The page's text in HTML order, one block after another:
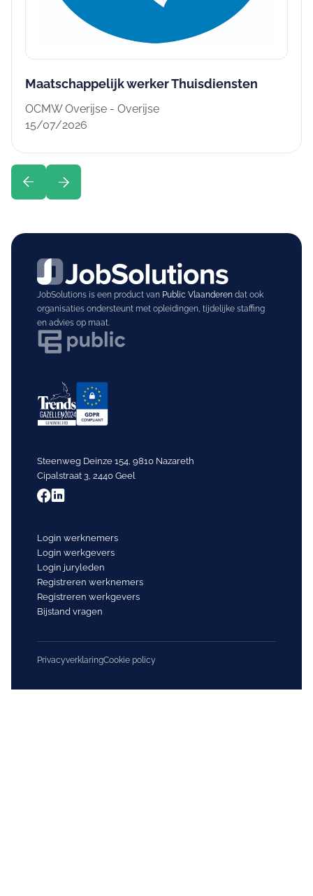
Maatschappelijk werker Thuisdiensten
OCMW Overijse - Overijse
15/07/2026
JobSolutions is een product van Public Vlaanderendat ook
organisaties ondersteunt met opleidingen, tijdelijke staffing
en advies op maat.
Steenweg Deinze 154, 9810 Nazareth
Cipalstraat 3, 2440 Geel
Login werknemers
Login werkgevers
Login juryleden
Registreren werknemers
Registreren werkgevers
Bijstand vragen
PrivacyverklaringCookie policy